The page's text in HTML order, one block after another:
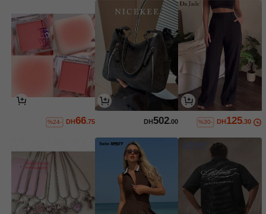
DH125.30
%30-
DH502.00
DH66.75
%24-